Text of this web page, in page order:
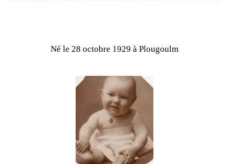
Né le 28 octobre 1929 à Plougoulm